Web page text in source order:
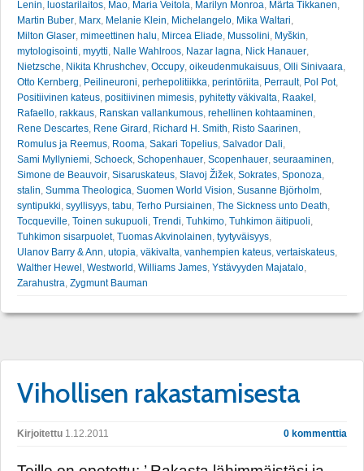
Lenin, luostarilaitos, Mao, Maria Veitola, Marilyn Monroa, Märta Tikkanen,
Martin Buber, Marx, Melanie Klein, Michelangelo, Mika Waltari,
Milton Glaser, mimeettinen halu, Mircea Eliade, Mussolini, Myškin,
mytologisointi, myytti, Nalle Wahlroos, Nazar lagna, Nick Hanauer,
Nietzsche, Nikita Khrushchev, Occupy, oikeudenmukaisuus, Olli Sinivaara,
Otto Kernberg, Peilineuroni, perhepolitiikka, perintöriita, Perrault, Pol Pot,
Positiivinen kateus, positiivinen mimesis, pyhitetty väkivalta, Raakel ,
Rafaello, rakkaus, Ranskan vallankumous, rehellinen kohtaaminen,
Rene Descartes, Rene Girard , Richard H. Smith, Risto Saarinen,
Romulus ja Reemus, Rooma, Sakari Topelius, Salvador Dali,
Sami Myllyniemi, Schoeck, Schopenhauer, Scopenhauer, seuraaminen,
Simone de Beauvoir, Sisaruskateus, Slavoj Žižek, Sokrates, Sponoza,
stalin, Summa Theologica, Suomen World Vision, Susanne Björholm,
syntipukki, syyllisyys, tabu, Terho Pursiainen, The Sickness unto Death,
Tocqueville, Toinen sukupuoli, Trendi, Tuhkimo, Tuhkimon äitipuoli,
Tuhkimon sisarpuolet, Tuomas Akvinolainen, tyytyväisyys,
Ulanov Barry & Ann, utopia, väkivalta, vanhempien kateus, vertaiskateus,
Walther Hewel , Westworld , Williams James, Ystävyyden Majatalo,
Zarahustra, Zygmunt Bauman
Vihollisen rakastamisesta
Kirjoitettu 1.12.2011 0 kommenttia